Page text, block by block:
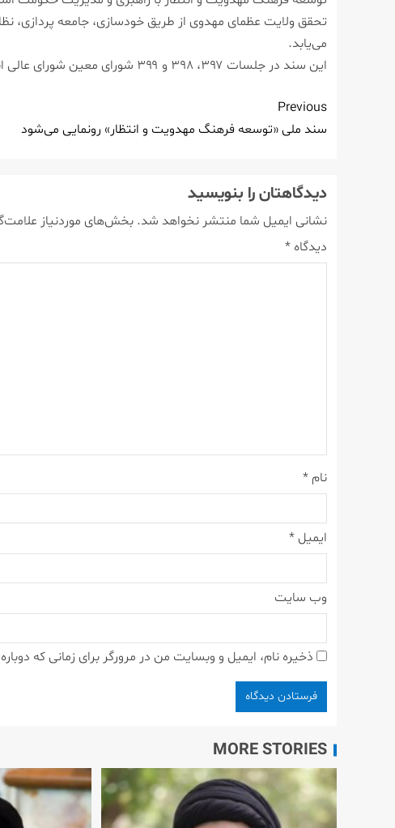
تحقق ولایت عظمای مهدوی از طریق خودسازی، جامعه پردازی،
می‌یابد.
این سند در جلسات ۳۹۷، ۳۹۸ و ۳۹۹ شورای معین شورای عالی انقلاب فرهنگی به تصویب رسیده است.
Previous
سند ملی «توسعه فرهنگ مهدویت و انتظار» رونمایی می‌شود
دیدگاهتان را بنویسید
نشانی ایمیل شما منتشر نخواهد شد. بخش‌های موردنیاز
دیدگاه *
نام *
ایمیل *
وب‌ سایت
ذخیره نام، ایمیل و وبسایت من در مرورگر برای زمانی که
MORE STORIES